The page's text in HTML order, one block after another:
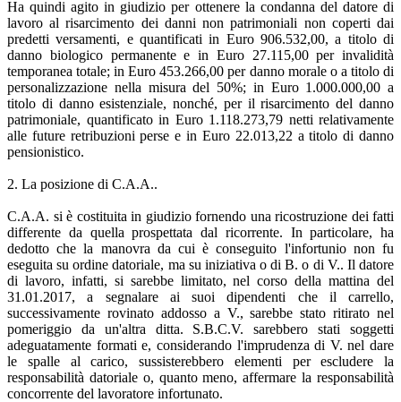
Ha quindi agito in giudizio per ottenere la condanna del datore di
lavoro al risarcimento dei danni non patrimoniali non coperti dai
predetti versamenti, e quantificati in Euro 906.532,00, a titolo di
danno biologico permanente e in Euro 27.115,00 per invalidità
temporanea totale; in Euro 453.266,00 per danno morale o a titolo di
personalizzazione nella misura del 50%; in Euro 1.000.000,00 a
titolo di danno esistenziale, nonché, per il risarcimento del danno
patrimoniale, quantificato in Euro 1.118.273,79 netti relativamente
alle future retribuzioni perse e in Euro 22.013,22 a titolo di danno
pensionistico.
2. La posizione di C.A.A..
C.A.A. si è costituita in giudizio fornendo una ricostruzione dei fatti
differente da quella prospettata dal ricorrente. In particolare, ha
dedotto che la manovra da cui è conseguito l'infortunio non fu
eseguita su ordine datoriale, ma su iniziativa o di B. o di V.. Il datore
di lavoro, infatti, si sarebbe limitato, nel corso della mattina del
31.01.2017, a segnalare ai suoi dipendenti che il carrello,
successivamente rovinato addosso a V., sarebbe stato ritirato nel
pomeriggio da un'altra ditta. S.B.C.V. sarebbero stati soggetti
adeguatamente formati e, considerando l'imprudenza di V. nel dare
le spalle al carico, sussisterebbero elementi per escludere la
responsabilità datoriale o, quanto meno, affermare la responsabilità
concorrente del lavoratore infortunato.